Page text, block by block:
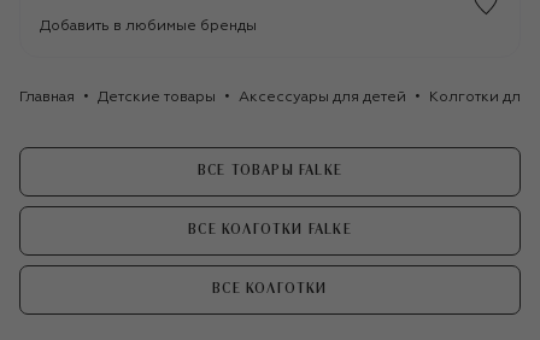
Добавить в любимые бренды
Главная Детские товары Аксессуары для детей Колготки для
ВСЕ ТОВАРЫ FALKE
ВСЕ КОЛГОТКИ FALKE
ВСЕ КОЛГОТКИ